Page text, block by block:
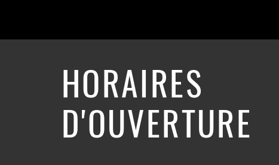
HORAIRES
D'OUVERTURE